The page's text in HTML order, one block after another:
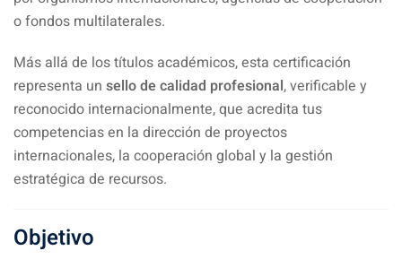
o fondos multilaterales.
Más allá de los títulos académicos, esta certificación
representa un sello de calidad profesional, verificable y
reconocido internacionalmente, que acredita tus
competencias en la dirección de proyectos
internacionales, la cooperación global y la gestión
estratégica de recursos.
Objetivo